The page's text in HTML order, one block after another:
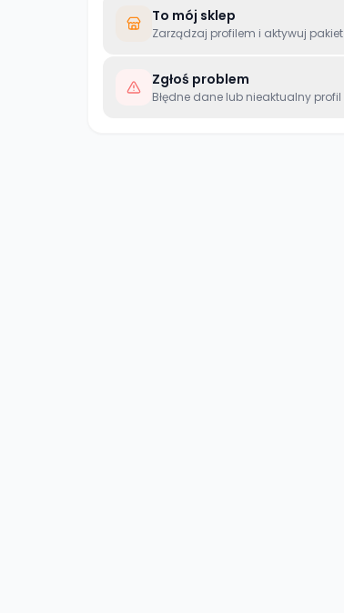
To mój sklep
Zarządzaj profilem i aktywuj pakiet
Zgłoś problem
Błędne dane lub nieaktualny profil